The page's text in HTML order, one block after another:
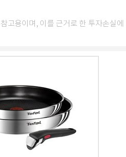
고용이며, 이를 근거로 한 투자손실에